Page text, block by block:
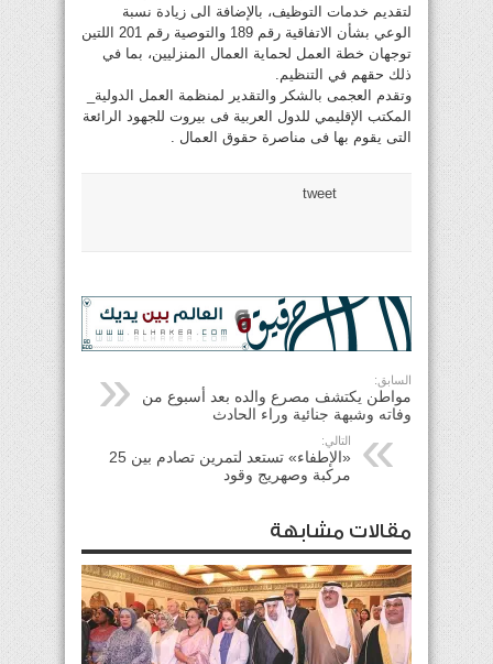
لتقديم خدمات التوظيف، بالإضافة الى زيادة نسبة
الوعي بشأن الاتفاقية رقم 189 والتوصية رقم 201 اللتين
توجهان خطة العمل لحماية العمال المنزليين، بما في
ذلك حقهم في التنظيم.
وتقدم العجمى بالشكر والتقدير لمنظمة العمل الدولية_
المكتب الإقليمي للدول العربية فى بيروت للجهود الرائعة
التى يقوم بها فى مناصرة حقوق العمال .
tweet
السابق:
مواطن يكتشف مصرع والده بعد أسبوع من
وفاته وشبهة جنائية وراء الحادث
التالي:
«الإطفاء» تستعد لتمرين تصادم بين 25
مركبة وصهريج وقود
مقالات مشابهة